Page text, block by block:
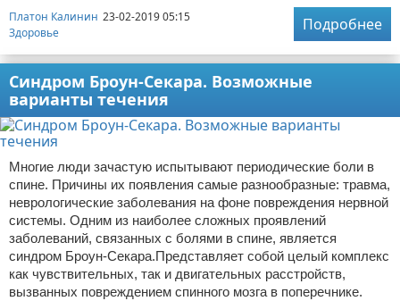
Платон Калинин 23-02-2019 05:15
Здоровье
Подробнее
Синдром Броун-Секара. Возможные
варианты течения
Многие люди зачастую испытывают периодические боли в
спине. Причины их появления самые разнообразные: травма,
неврологические заболевания на фоне повреждения нервной
системы. Одним из наиболее сложных проявлений
заболеваний, связанных с болями в спине, является
синдром Броун-Секара.Представляет собой целый комплекс
как чувствительных, так и двигательных расстройств,
вызванных повреждением спинного мозга в поперечнике.